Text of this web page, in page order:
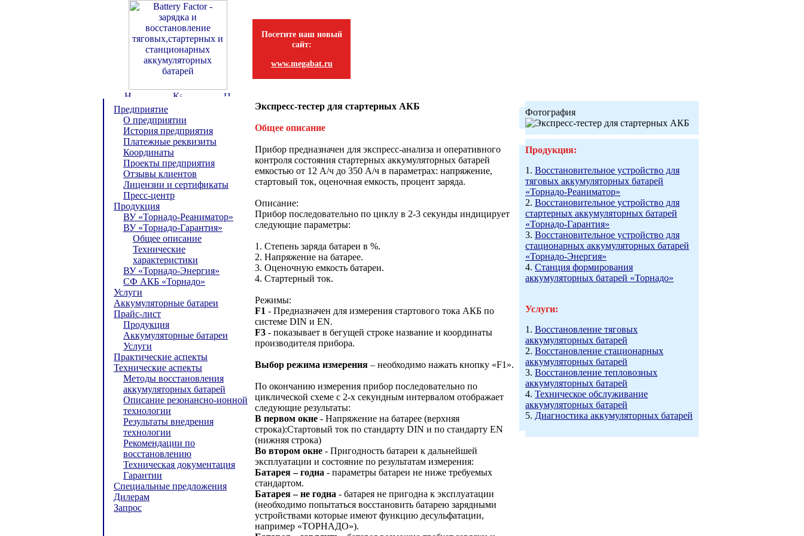
Посетите наш новый
сайт:
www.megabat.ru
Предприятие
О предприятии
История предприятия
Платежные реквизиты
Координаты
Проекты предприятия
Отзывы клиентов
Лицензии и сертификаты
Пресс-центр
Продукция
ВУ «Торнадо-Реаниматор»
ВУ «Торнадо-Гарантия»
Общее описание
Технические
характеристики
ВУ «Торнадо-Энергия»
СФ АКБ «Торнадо»
Услуги
Аккумуляторные батареи
Прайс-лист
Продукция
Аккумуляторные батареи
Услуги
Практические аспекты
Технические аспекты
Методы восстановления
аккумуляторных батарей
Описание резонансно-ионной
технологии
Результаты внедрения
технологии
Рекомендации по
восстановлению
Техническая документация
Гарантии
Специальные предложения
Дилерам
Запрос
Экспресс-тестер для стартерных АКБ
Общее описание
Прибор предназначен для экспресс-анализа и оперативного
контроля состояния стартерных аккумуляторных батарей
емкостью от 12 А/ч до 350 А/ч в параметрах: напряжение,
стартовый ток, оценочная емкость, процент заряда.
Описание:
Прибор последовательно по циклу в 2-3 секунды индицирует
следующие параметры:
1. Степень заряда батареи в %.
2. Напряжение на батарее.
3. Оценочную емкость батареи.
4. Стартерный ток.
Режимы:
F1 - Предназначен для измерения стартового тока АКБ по
системе DIN и EN.
F3 - показывает в бегущей строке название и координаты
производителя прибора.
Выбор режима измерения – необходимо нажать кнопку «F1».
По окончанию измерения прибор последовательно по
циклической схеме с 2-х секундным интервалом отображает
следующие результаты:
В первом окне - Напряжение на батарее (верхняя
строка):Стартовый ток по стандарту DIN и по стандарту EN
(нижняя строка)
Во втором окне - Пригодность батареи к дальнейшей
эксплуатации и состояние по результатам измерения:
Батарея – годна - параметры батареи не ниже требуемых
стандартом.
Батарея – не годна - батарея не пригодна к эксплуатации
(необходимо попытаться восстановить батарею зарядными
устройствами которые имеют функцию десульфатации,
например «ТОРНАДО»).
Фотография
Продукция:
1. Восстановительное устройство для
тяговых аккумуляторных батарей
«Торнадо-Реаниматор»
2. Восстановительное устройство для
стартерных аккумуляторных батарей
«Торнадо-Гарантия»
3. Восстановительное устройство для
стационарных аккумуляторных батарей
«Торнадо-Энергия»
4. Станция формирования
аккумуляторных батарей «Торнадо»
Услуги:
1. Восстановление тяговых
аккумуляторных батарей
2. Восстановление стационарных
аккумуляторных батарей
3. Восстановление тепловозных
аккумуляторных батарей
4. Техническое обслуживание
аккумуляторных батарей
5. Диагностика аккумуляторных батарей